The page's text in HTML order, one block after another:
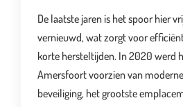
De laatste jaren is het spoor hier
vernieuwd, wat zorgt voor
korte hersteltijden. In 2020 werd
Amersfoort voorzien van
beveiliging, het grootste